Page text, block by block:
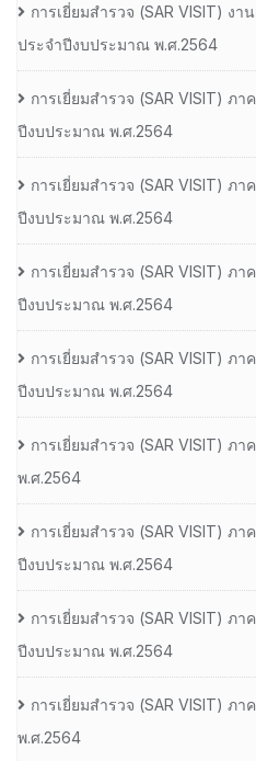
การเยี่ยมสํารวจ (SAR VISIT)
ประจําปีงบประมาณ พ.ศ.2564
การเยี่ยมสํารวจ (SAR VISIT) ภ
ปีงบประมาณ พ.ศ.2564
การเยี่ยมสํารวจ (SAR VISIT) ภ
ปีงบประมาณ พ.ศ.2564
การเยี่ยมสํารวจ (SAR VISIT) ภ
ปีงบประมาณ พ.ศ.2564
การเยี่ยมสํารวจ (SAR VISIT) ภ
ปีงบประมาณ พ.ศ.2564
การเยี่ยมสํารวจ (SAR VISIT) ภ
พ.ศ.2564
การเยี่ยมสํารวจ (SAR VISIT) ภ
ปีงบประมาณ พ.ศ.2564
การเยี่ยมสํารวจ (SAR VISIT) ภ
ปีงบประมาณ พ.ศ.2564
การเยี่ยมสํารวจ (SAR VISIT) ภ
พ.ศ.2564